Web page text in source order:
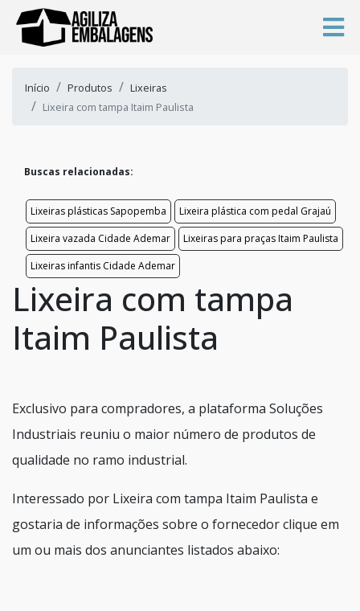
Início Produtos
Lixeiras
Lixeira com tampa Itaim Paulista
Buscas relacionadas:
Lixeiras plásticas Sapopemba
Lixeira plástica com pedal Grajaú
Lixeira vazada Cidade Ademar
Lixeiras para praças Itaim Paulista
Lixeiras infantis Cidade Ademar
Lixeira com tampa
Itaim Paulista
Exclusivo para compradores, a plataforma Soluções
Industriais reuniu o maior número de produtos de
qualidade no ramo industrial.
Interessado por Lixeira com tampa Itaim Paulista e
gostaria de informações sobre o fornecedor clique em
um ou mais dos anunciantes listados abaixo: